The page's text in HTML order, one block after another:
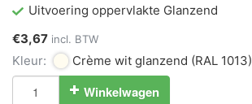
Uitvoering oppervlakte Glanzend
€3,67 incl. BTW
Kleur: Crème wit glanzend (RAL 1013)
Winkelwagen